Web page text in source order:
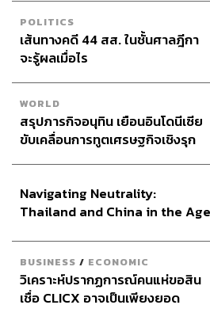
บดินทร์เปิดเผยถึงจุดเริ่มต้นของแน
เล็งเห็นว่าเครื่องหมายของสภากา
กากบาทสีแดงเป็นเครื่องหมายที่ทุก
สภากาชาดไทยได้ทันที และเมื่อนำ
GREYHOUND ที่เป็นการออกแบบ
โมเดิร์น จึงทำให้ดีไซน์ออกมาเป็
ในส่วนของวัสดุที่ใช้ บดินทร์กล่าวว่
ขวดพลาสติกใช้แล้ว โดยต้องนำข
กระบวนการย่อยสลายเป็นไฟเบอร์
ก่อนจะเข้าสู่กระบวนการผลิตต่อไป
การบุใยสังเคราะห์ เพื่อให้เนื้อสัมผั
POLITICS
เส้นทางคดี 44 สส. ในชั้นศาลฎีกา
จะรู้ผลเมื่อไร
WORLD
สรุปภารกิจอนุทิน เยือนอินโดนีเซีย
ขับเคลื่อนการทูตเศรษฐกิจเชิงรุก
Navigating Neutrality:
Thailand and China in the Age
BUSINESS / ECONOMIC
วิเคราะห์ปรากฏการณ์คนแห่ขอสิน
เชื่อ CLICX อาจเป็นเพียงยอด